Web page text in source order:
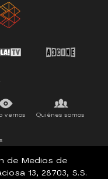
vernos Quiénes somos
de Medios de
13, 28703, S.S.